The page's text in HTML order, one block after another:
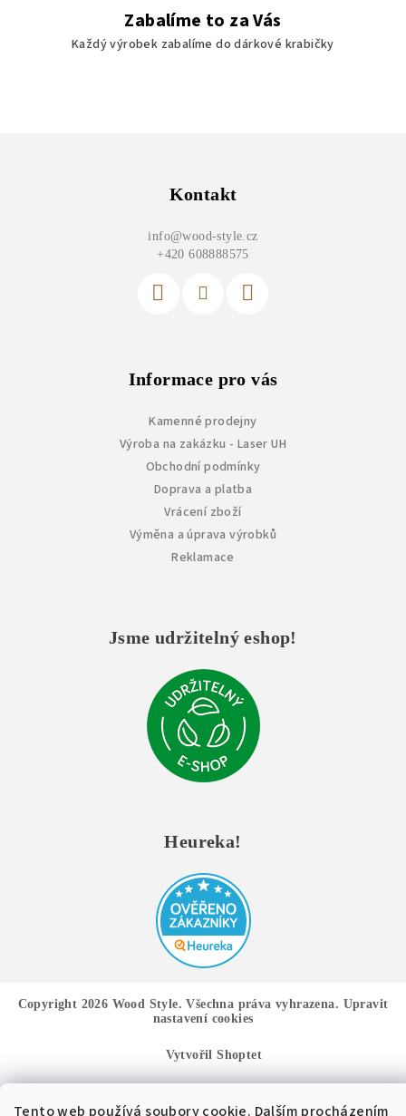
Tento web používá soubory cookie. Dalším procházením
Zabalíme to za Vás
Každý výrobek zabalíme do dárkové krabičky
Kontakt
info@wood-style.cz
+420 608888575
Informace pro vás
Kamenné prodejny
Výroba na zakázku - Laser UH
Obchodní podmínky
Doprava a platba
Vrácení zboží
Výměna a úprava výrobků
Reklamace
Jsme udržitelný eshop!
Heureka!
Copyright 2026 Wood Style. Všechna práva vyhrazena. Upravit
nastavení cookies
Vytvořil Shoptet